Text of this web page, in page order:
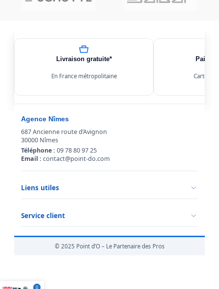
Livraison gratuite*
En France métropolitaine Carte,
Agence Nîmes
687 Ancienne route d’Avignon
30000 Nîmes
Téléphone : 09 78 80 97 25
Email : contact@point-do.com
Liens utiles
Conditions générales de vente
Mentions légales
Service client
Informations livraison© 2025 Point d’O – Le Partenaire des Pros
0